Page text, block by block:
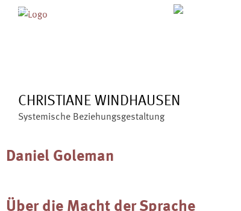
CHRISTIANE WINDHAUSEN
Systemische Beziehungsgestaltung
ÜBER MICH
Daniel Goleman
Über die Macht der Sprache